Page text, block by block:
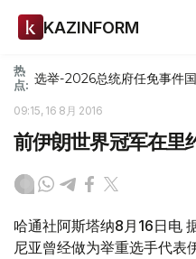
KAZINFORM
热
点: 选举-2026总统府任免事件
09:15, 16 8月 2016
前伊朗世界冠军在里
哈通社阿斯塔纳8月16日电
尼亚曾经做为举重选手代表